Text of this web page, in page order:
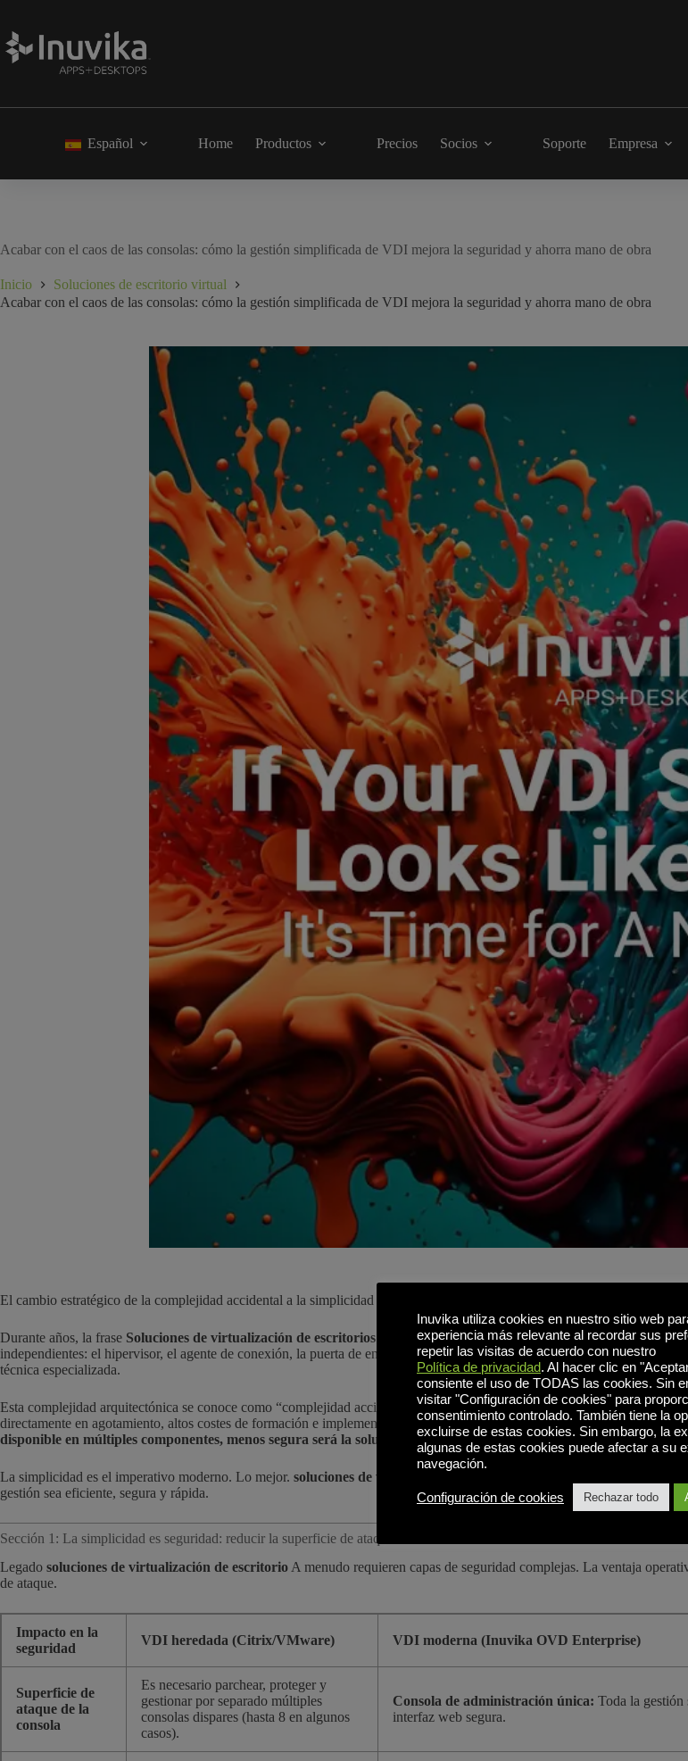
Español Home Productos Precios Socios Soporte Empresa
Acabar con el caos de las consolas: cómo la gestión simplificada de VDI mejora la seguridad y ahorra mano de obra
Inicio
Soluciones de escritorio virtual
Acabar con el caos de las consolas: cómo la gestión simplificada de VDI mejora la seguridad y ahorra mano de obra
El cambio estratégico de la complejidad accidental a la simplicidad operativa
Durante años, la frase Soluciones de virtualización de escritorios era sinónimo de complejidad. La implementación de
independientes: el hipervisor, el agente de conexión, la puerta de enlace de seguridad, la base de datos y la capa de
técnica especializada.
Esta complejidad arquitectónica se conoce como “complejidad accidental”, tareas que no contribuyen directamente a la
directamente en agotamiento, altos costes de formación e implementaciones lentas y propensas a errores que pueden
disponible en múltiples componentes, menos segura será la solución global (los incidentes de Citrix Bleed son un
La simplicidad es el imperativo moderno. Lo mejor. soluciones de virtualización de escritorio
Hoy en día, son aquellas
gestión sea eficiente, segura y rápida.
Sección 1: La simplicidad es seguridad: reducir la superficie de ataque
Legado soluciones de virtualización de escritorioA menudo requieren capas de seguridad complejas. La ventaja
de ataque.
Impacto en la
seguridad
VDI heredada (Citrix/VMware) VDI moderna (Inuvika OVD Enterprise)
Superficie de
ataque de la
consola
Es necesario parchear, proteger y
gestionar por separado múltiples
consolas dispares (hasta 8 en algunos
casos).
Consola de administración única: Toda la gestión
interfaz web segura.
Inuvika utiliza cookies en nuestro sitio web
experiencia más relevante al recordar sus
repetir las visitas de acuerdo con nuestro
Política de privacidad. Al hacer clic en
consiente el uso de TODAS las cookies. Sin
visitar "Configuración de cookies" para
consentimiento controlado. También tiene la
excluirse de estas cookies. Sin embargo, la
algunas de estas cookies puede afectar a su
navegación.
Configuración de cookies Rechazar todo